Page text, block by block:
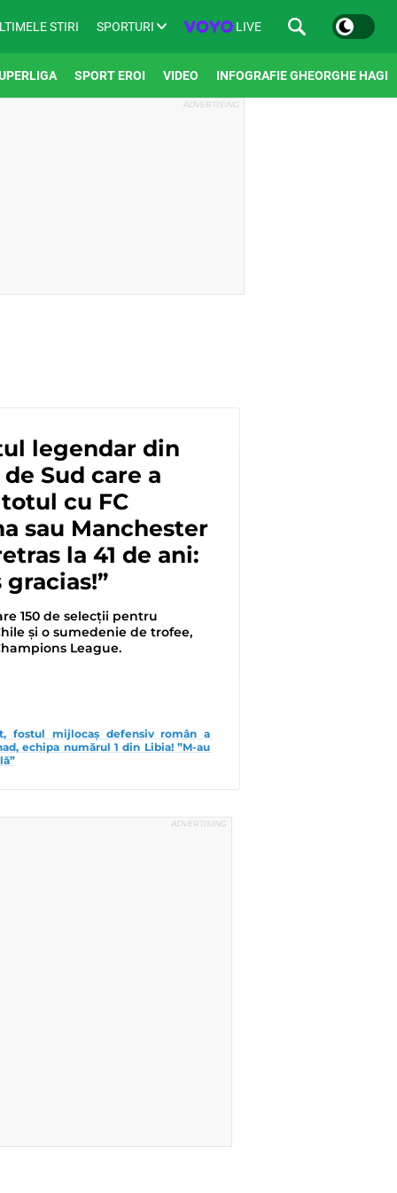
STIRI SPORTURI LIVE
SPORT EROI VIDEO INFOGRAFIE GHEORGHE HAGI
legendar din
Sud care a
cu FC
sau Manchester
la 41 de ani:
gracias!”
150 de selecții pentru
și o sumedenie de trofee,
League.
fostul mijlocaș defensiv român a
echipa numărul 1 din Libia! ”M-au